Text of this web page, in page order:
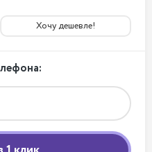
Хочу дешевле!